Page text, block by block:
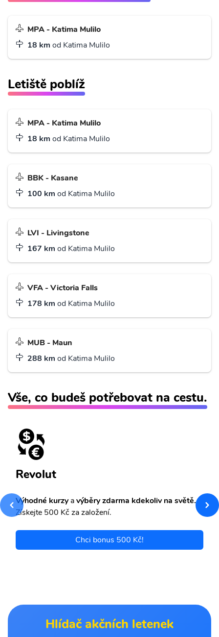
MPA - Katima Mulilo
18 km od Katima Mulilo
Letiště poblíž
MPA - Katima Mulilo
18 km od Katima Mulilo
BBK - Kasane
100 km od Katima Mulilo
LVI - Livingstone
167 km od Katima Mulilo
VFA - Victoria Falls
178 km od Katima Mulilo
MUB - Maun
288 km od Katima Mulilo
Vše, co budeš potřebovat na cestu.
Revolut
Výhodné kurzyavýběry zdarma kdekoliv na světě.
Získejte 500 Kč za založení.
Chci bonus 500 Kč!
Hlídač akčních letenek